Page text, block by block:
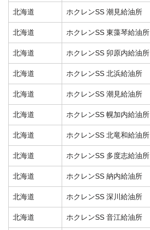
北海道 ホクレンSS 潮見給油所
北海道 ホクレンSS 東藻琴給油所
北海道 ホクレンSS 卯原内給油所
北海道 ホクレンSS 北浜給油所
北海道 ホクレンSS 潮見給油所
北海道 ホクレンSS 幌加内給油所
北海道 ホクレンSS 北竜和給油所
北海道 ホクレンSS 多度志給油所
北海道 ホクレンSS 納内給油所
北海道 ホクレンSS 深川給油所
北海道 ホクレンSS 音江給油所